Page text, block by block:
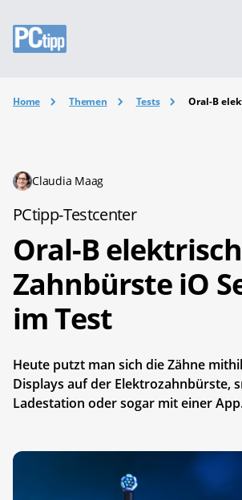
Home Themen Tests Oral-B
Claudia Maag
PCtipp-Testcenter
Oral-B
Zahnbürste iO
im Test
Heute putzt man sich die Zähne
Displays auf der Elektrozahnbürste,
Ladestation oder sogar mit einer